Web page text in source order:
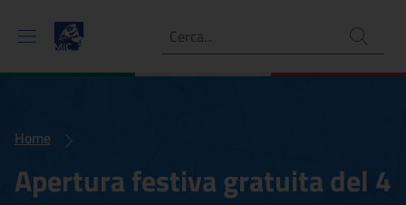
Ricerca
Home
Apertura festiva gratuita del 4